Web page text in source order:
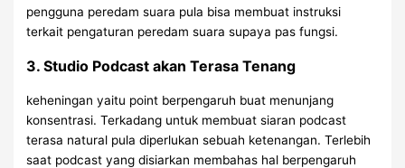
pengguna peredam suara pula bisa membuat instruksi
terkait pengaturan peredam suara supaya pas fungsi.
3. Studio Podcast akan Terasa Tenang
keheningan yaitu point berpengaruh buat menunjang
konsentrasi. Terkadang untuk membuat siaran podcast
terasa natural pula diperlukan sebuah ketenangan. Terlebih
saat podcast yang disiarkan membahas hal berpengaruh